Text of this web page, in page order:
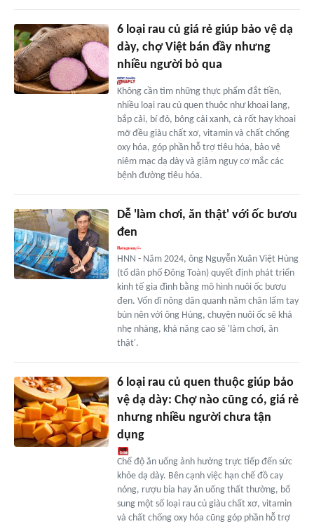
6 loại rau củ giá rẻ giúp bảo vệ dạ
dày, chợ Việt bán đầy nhưng
nhiều người bỏ qua
Không cần tìm những thực phẩm đắt tiền,
nhiều loại rau củ quen thuộc như khoai lang,
bắp cải, bí đỏ, bông cải xanh, cà rốt hay khoai
mỡ đều giàu chất xơ, vitamin và chất chống
oxy hóa, góp phần hỗ trợ tiêu hóa, bảo vệ
niêm mạc dạ dày và giảm nguy cơ mắc các
bệnh đường tiêu hóa.
Dễ 'làm chơi, ăn thật' với ốc bươu
đen
HNN - Năm 2024, ông Nguyễn Xuân Việt Hùng
(tổ dân phố Đông Toàn) quyết định phát triển
kinh tế gia đình bằng mô hình nuôi ốc bươu
đen. Vốn dĩ nông dân quanh năm chân lấm tay
bùn nên với ông Hùng, chuyện nuôi ốc sẽ khá
nhẹ nhàng, khả năng cao sẽ 'làm chơi, ăn
thật'.
6 loại rau củ quen thuộc giúp bảo
vệ dạ dày: Chợ nào cũng có, giá rẻ
nhưng nhiều người chưa tận
dụng
Chế độ ăn uống ảnh hưởng trực tiếp đến sức
khỏe dạ dày. Bên cạnh việc hạn chế đồ cay
nóng, rượu bia hay ăn uống thất thường, bổ
sung một số loại rau củ giàu chất xơ, vitamin
và chất chống oxy hóa cũng góp phần hỗ trợ